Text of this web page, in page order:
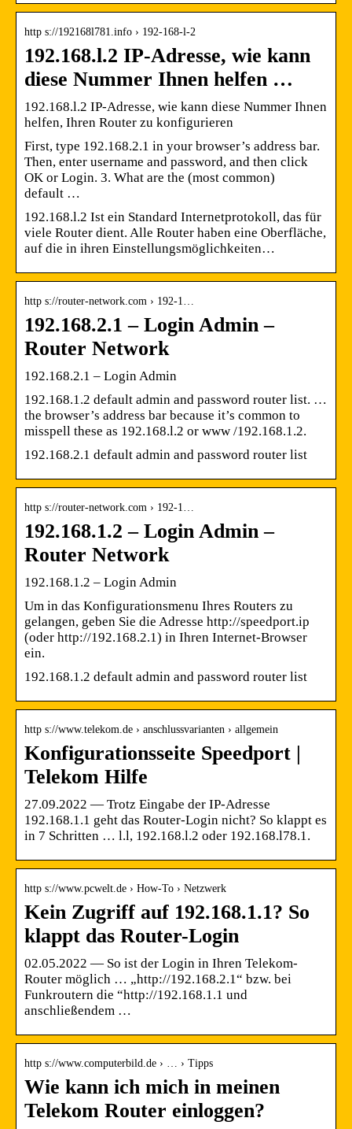
http s://192168l781.info › 192-168-l-2
192.168.l.2 IP-Adresse, wie kann
diese Nummer Ihnen helfen …
192.168.l.2 IP-Adresse, wie kann diese Nummer Ihnen
helfen, Ihren Router zu konfigurieren
First, type 192.168.2.1 in your browser’s address bar.
Then, enter username and password, and then click
OK or Login. 3. What are the (most common)
default …
192.168.l.2 Ist ein Standard Internetprotokoll, das für
viele Router dient. Alle Router haben eine Oberfläche,
auf die in ihren Einstellungsmöglichkeiten…
http s://router-network.com › 192-1…
192.168.2.1 – Login Admin –
Router Network
192.168.2.1 – Login Admin
192.168.1.2 default admin and password router list. …
the browser’s address bar because it’s common to
misspell these as 192.168.l.2 or www /192.168.1.2.
192.168.2.1 default admin and password router list
http s://router-network.com › 192-1…
192.168.1.2 – Login Admin –
Router Network
192.168.1.2 – Login Admin
Um in das Konfigurationsmenu Ihres Routers zu
gelangen, geben Sie die Adresse http://speedport.ip
(oder http://192.168.2.1) in Ihren Internet-Browser
ein.
192.168.1.2 default admin and password router list
http s://www.telekom.de › anschlussvarianten › allgemein
Konfigurationsseite Speedport |
Telekom Hilfe
27.09.2022 — Trotz Eingabe der IP-Adresse
192.168.1.1 geht das Router-Login nicht? So klappt es
in 7 Schritten … l.l, 192.168.l.2 oder 192.168.l78.1.
http s://www.pcwelt.de › How-To › Netzwerk
Kein Zugriff auf 192.168.1.1? So
klappt das Router-Login
02.05.2022 — So ist der Login in Ihren Telekom-
Router möglich … „http://192.168.2.1“ bzw. bei
Funkroutern die “http://192.168.1.1 und
anschließendem …
http s://www.computerbild.de › … › Tipps
Wie kann ich mich in meinen
Telekom Router einloggen?